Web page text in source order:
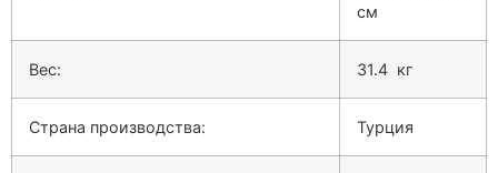
см
Вес: 31.4 кг
Страна производства: Турция